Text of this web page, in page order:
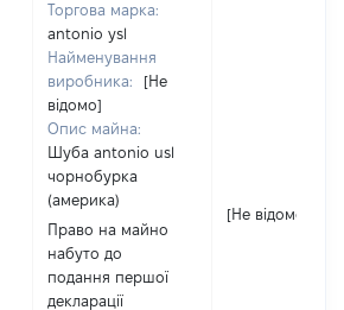
Торгова марка:
antonio ysl
Найменування
виробника:
[Не
відомо]
Опис майна:
Шуба antonio usl
чорнобурка
(америка)
Право на майно
набуто до
подання першої
декларації
[Не відомо]